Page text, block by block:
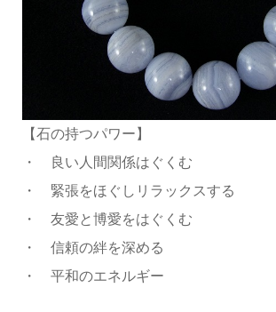
【石の持つパワー】
・ 良い人間関係はぐくむ
・ 緊張をほぐしリラックスする
・ 友愛と博愛をはぐくむ
・ 信頼の絆を深める
・ 平和のエネルギー